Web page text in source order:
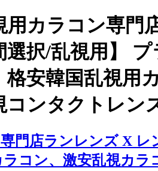
カラコン専門
択/乱視用】
安韓国乱視用
ンタクトレン
門店ランレンズ X レ
コン、激安乱視カ